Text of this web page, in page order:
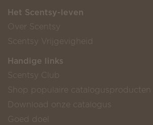
Het Scentsy-leven
Over Scentsy
Scentsy Vrijgevigheid
Handige links
Scentsy Club
Shop populaire catalogusproducten
Download onze catalogus
Goed doel